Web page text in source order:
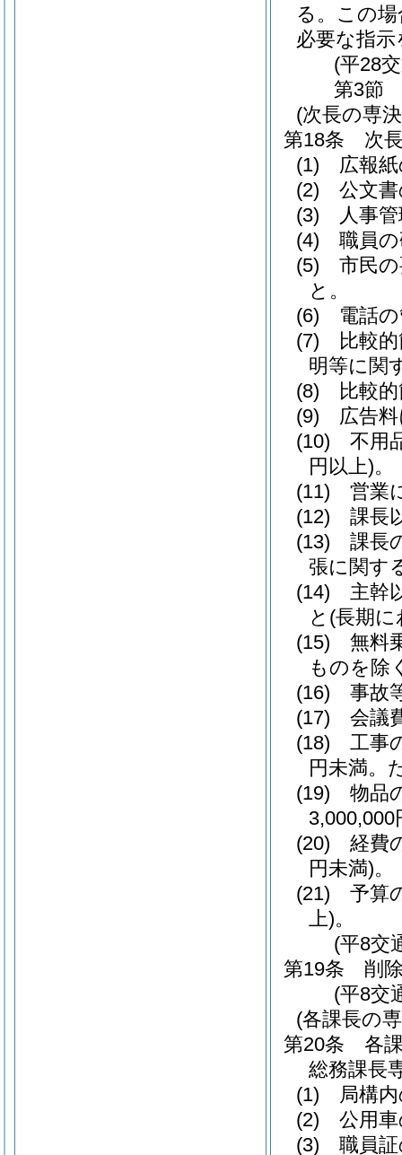
る。 この
必要な指
(平28
第3節
(次長の専
第18条
次
(1)
広報
(2)
公文
(3)
人事
(4)
職員
(5)
市民
と。
(6)
電話
(7)
比較
明等に関
(8)
比較
(9)
広告
(10)
不用
円以上)。
(11)
営業
(12)
課長
(13)
課長
張に関す
(14)
主幹
と (長期
(15)
無料
ものを除
(16)
事故
(17)
会議
(18)
工事
円未満。
(19)
物品
3,000,000
(20)
経費
円未満)。
(21)
予算
上)。
(平8交
第19条
削
(平8交
(各課長の
第20条
各
総務課長
(1) 局構内
(2) 公用車
(3) 職員証